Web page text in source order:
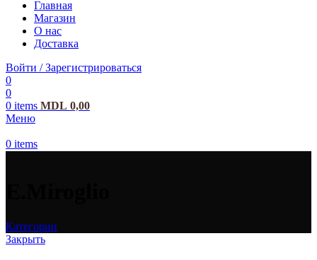
Главная
Магазин
О нас
Доставка
Войти / Зарегистрироваться
0
0
0 items MDL 0,00
Меню
0 items
Категории
Закрыть